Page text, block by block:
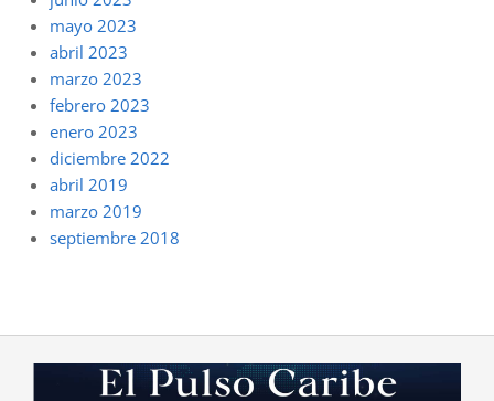
mayo 2023
abril 2023
marzo 2023
febrero 2023
enero 2023
diciembre 2022
abril 2019
marzo 2019
septiembre 2018